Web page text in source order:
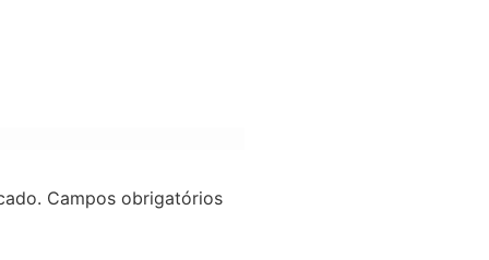
Campos obrigatórios